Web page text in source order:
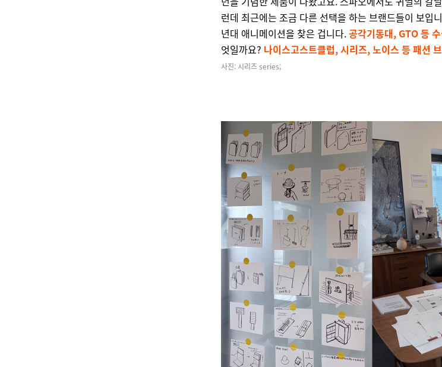
런데 최근에는 조금 다른 선택을 하는 브랜드들이 보입
년대 애니메이션을 찾은 겁니다.공각기동대, GTO 등
엇일까요? 나이스고스트클럽, 시리즈, 노이스 등 패션
사진: 시리즈 series;